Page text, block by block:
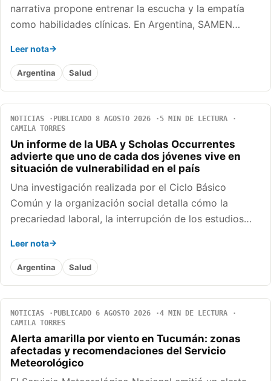
narrativa propone entrenar la escucha y la empatía
como habilidades clínicas. En Argentina, SAMEN…
Leer nota
Argentina Salud
NOTICIAS PUBLICADO 8 AGOSTO 2026
5 MIN DE LECTURA
CAMILA TORRES
Un informe de la UBA y Scholas Occurrentes
advierte que uno de cada dos jóvenes vive en
situación de vulnerabilidad en el país
Una investigación realizada por el Ciclo Básico
Común y la organización social detalla cómo la
precariedad laboral, la interrupción de los estudios…
Leer nota
Argentina Salud
NOTICIAS PUBLICADO 6 AGOSTO 2026
4 MIN DE LECTURA
CAMILA TORRES
Alerta amarilla por viento en Tucumán: zonas
afectadas y recomendaciones del Servicio
Meteorológico